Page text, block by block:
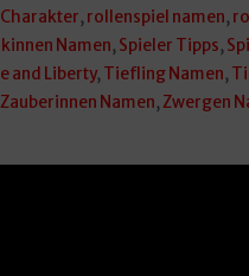
, rollenspiel namen,
Namen, Spieler Tipps,
and Liberty, Tiefling Namen,
Zauberinnen Namen,Zwergen